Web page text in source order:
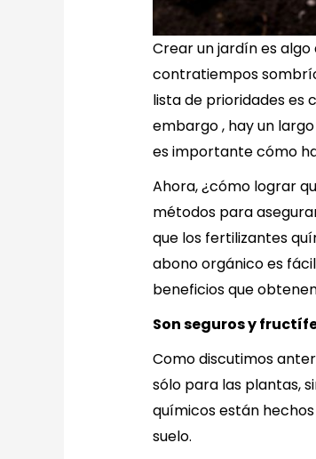
Crear un jardín es
contratiempos
lista de prioridades es
embargo , hay un
es importante cómo
Ahora, ¿cómo lograr
métodos para
que los fertilizantes
abono orgánico es
beneficios que
Son seguros y
Como discutimos
sólo para las plantas,
químicos están
suelo.